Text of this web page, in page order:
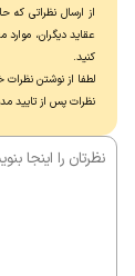
حسینی در
از ارسال نظراتی
عقاید دیگران،
کنید.
لطفا از نوشتن
نظرات پس از تایید